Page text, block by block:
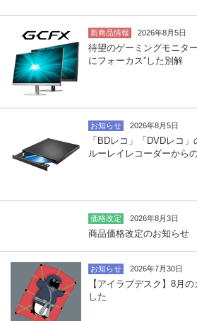
新商品情報 2026年8月5日
待望のゲーミングモニタ
にフォーカス”した別解
お知らせ 2026年8月5日
「BDレコ」「DVDレコ
ルーレイレコーダーから
価格改定 2026年8月3日
商品価格改定のお知らせ
お知らせ 2026年7月30日
【アイラブデスク】8月
した